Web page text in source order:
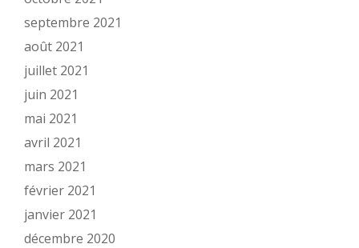
septembre 2021
août 2021
juillet 2021
juin 2021
mai 2021
avril 2021
mars 2021
février 2021
janvier 2021
décembre 2020